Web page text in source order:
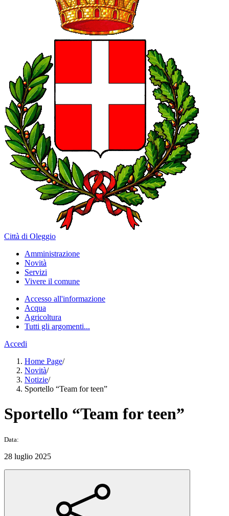
Città di Oleggio
Amministrazione
Novità
Servizi
Vivere il comune
Accesso all'informazione
Acqua
Agricoltura
Tutti gli argomenti...
Accedi
Home Page/
Novità/
Notizie/
Sportello “Team for teen”
Sportello “Team for teen”
Data:
28 luglio 2025